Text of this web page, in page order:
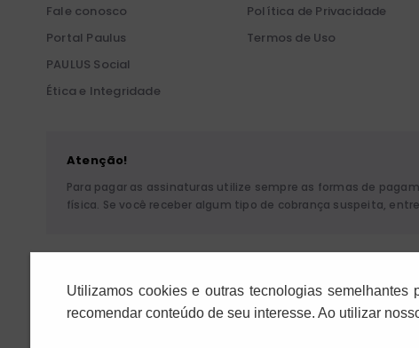
Fale conosco
Portal Paulus
PAULUS Social
Ética e Integridade
Política de Privacidade
Termos de Uso
Atenção!
Para pagar as assinaturas utilize sempre as formas de
física. Se você receber algum tipo de cobrança suspeita,
Utilizamos cookies e outras tecnologias
recomendar conteúdo de seu interesse. Ao utilizar